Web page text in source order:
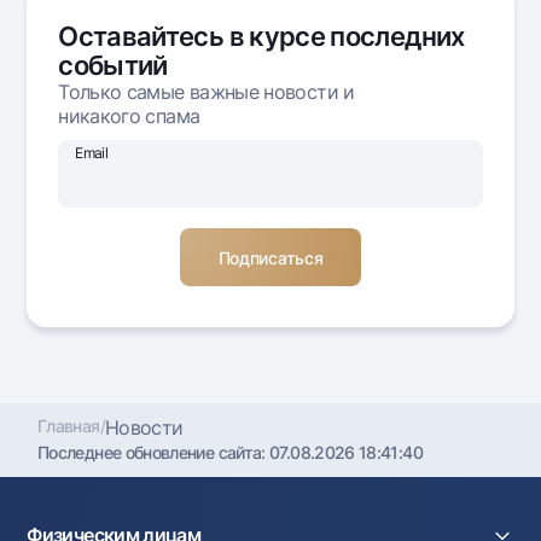
Офисы и банкоматы
Согласие на обработку персональных данных
Следите за нами в соцсетях
Оставайтесь в курсе последних
событий
Только самые важные новости и
никакого спама
Email
Главная/Новости
Последнее обновление сайта:07.08.2026 18:41:40
Физическим лицам